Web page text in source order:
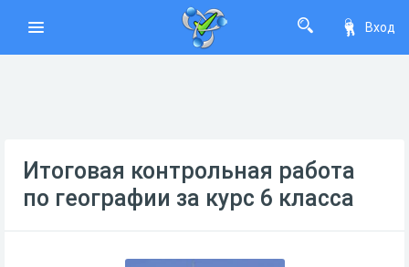
Вход
Итоговая контрольная работа
по географии за курс 6 класса